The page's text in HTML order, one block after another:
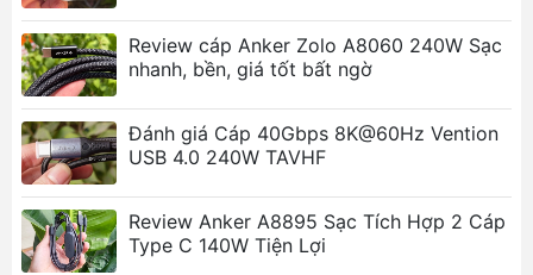
Chất liệu cáp: TPE + hợp kim nhôm
Input: DC12-24V 3.5A
Đầu ra Type-C: 5V/3A, 9V/3A, 10V/2A,
12V/2.5A, 30W, bản 33w: PPS:55V-11V-3A
33W Max.
Đầu ra iP: 5V/3A, 9V/2.77A, 25W
Đầu ra Type-C+iP: 5V/3.4A
Chiều dài cáp: 75cm
Trọng lượng: ~78g
Review cáp Anker Zolo A8060 240W Sạc
nhanh, bền, giá tốt bất ngờ
Đánh giá Cáp 40Gbps 8K@60Hz Vention
USB 4.0 240W TAVHF
Review Anker A8895 Sạc Tích Hợp 2 Cáp
Type C 140W Tiện Lợi